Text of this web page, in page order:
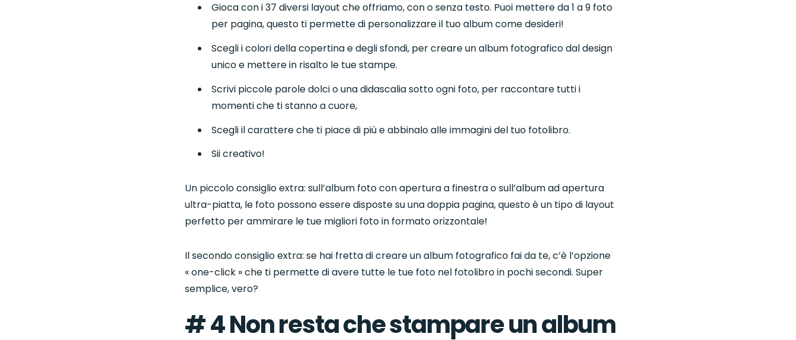
Gioca con i 37 diversi layout che offriamo, con o senza testo. Puoi mettere da 1 a 9 foto
per pagina, questo ti permette di personalizzare il tuo album come desideri!
Scegli i colori della copertina e degli sfondi, per creare un album fotografico dal design
unico e mettere in risalto le tue stampe.
Scrivi piccole parole dolci o una didascalia sotto ogni foto, per raccontare tutti i
momenti che ti stanno a cuore,
Scegli il carattere che ti piace di più e abbinalo alle immagini del tuo fotolibro.
Sii creativo!
Un piccolo consiglio extra: sull’album foto con apertura a finestra o sull’album ad apertura
ultra-piatta, le foto possono essere disposte su una doppia pagina, questo è un tipo di layout
perfetto per ammirare le tue migliori foto in formato orizzontale!
Il secondo consiglio extra: se hai fretta di creare un album fotografico fai da te, c’è l’opzione
« one-click » che ti permette di avere tutte le tue foto nel fotolibro in pochi secondi. Super
semplice, vero?
# 4 Non resta che stampare un album